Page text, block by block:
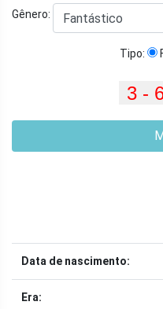
Gênero:
Tipo:
Data de nascimento:
Era: